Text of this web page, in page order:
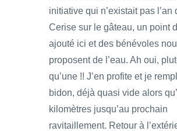
initiative qui n’existait pas l’an
Cerise sur le gâteau, un point
ajouté ici et des bénévoles
proposent de l’eau. Ah oui,
qu’une !! J’en profite et je
bidon, déjà quasi vide alors
kilomètres jusqu’au prochain
ravitaillement. Retour à